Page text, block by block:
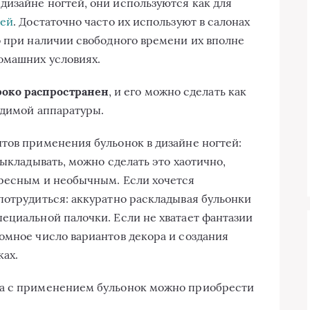
. Достаточно часто их используют в салонах
наличии свободного времени их вполне
условиях.
распространен, и его можно сделать как
аппаратуры.
применения бульонок в дизайне ногтей:
можно сделать это хаотично,
и необычным. Если хочется
аккуратно раскладывая бульонки
палочки. Если не хватает фантазии
число вариантов декора и создания
с применением бульонок можно приобрести